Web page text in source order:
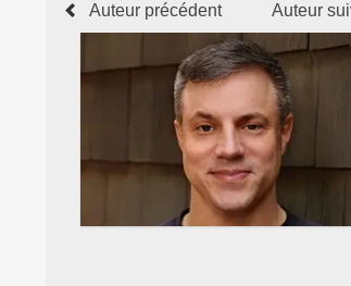
Auteur précédent Auteur